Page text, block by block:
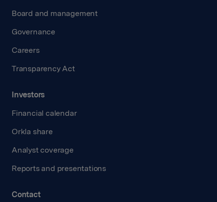
Board and management
Governance
Careers
Transparency Act
Investors
Financial calendar
Orkla share
Analyst coverage
Reports and presentations
Contact